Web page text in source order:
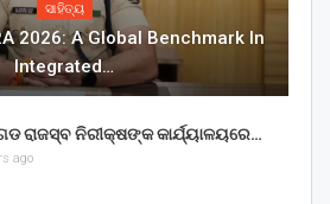
ସାହିତ୍ୟ
2026: A Global Benchmark In
Integrated…
ରାଜସ୍ବ ନିରୀକ୍ଷଙ୍କ କାର୍ଯ୍ୟାଳୟରେ…
ago